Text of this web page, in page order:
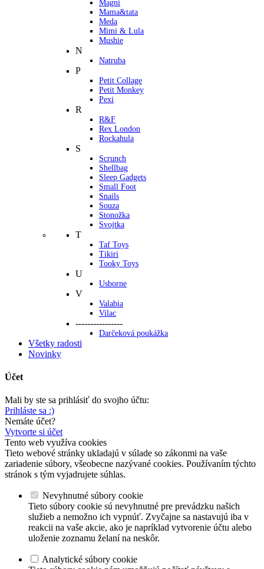
Magni
Mama&tata
Meda
Mimi & Lula
Mushie
N
Natruba
P
Petit Collage
Petit Monkey
Pexi
R
R&F
Rex London
Rockahula
S
Scrunch
Shellbag
Sleep Gadgets
Small Foot
Snails
Souza
Stonožka
Svojtka
T
Taf Toys
Tikiri
Tooky Toys
U
Usborne
V
Valabia
Vilac
----------------
Darčeková poukážka
Všetky radosti
Novinky
Účet
Mali by ste sa prihlásiť do svojho účtu:
Prihláste sa :)
Nemáte účet?
Vytvorte si účet
Tento web využíva cookies
Tieto webové stránky ukladajú v súlade so zákonmi na vaše
zariadenie súbory, všeobecne nazývané cookies. Používaním týchto
stránok s tým vyjadrujete súhlas.
Nevyhnutné súbory cookie
Tieto súbory cookie sú nevyhnutné pre prevádzku našich
služieb a nemožno ich vypnúť. Zvyčajne sa nastavujú iba v
reakcii na vaše akcie, ako je napríklad vytvorenie účtu alebo
uloženie zoznamu želaní na neskôr.
Analytické súbory cookie